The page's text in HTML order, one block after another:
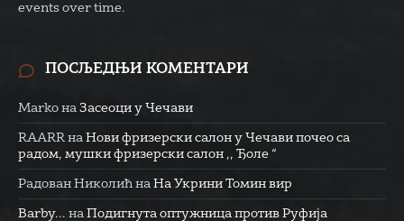
events over time.
ПОСЉЕДЊИ КОМЕНТАРИ
Marko на Засеоци у Чечави
RAARR на Нови фризерски салон у Чечави почео са
радом, мушки фризерски салон ,, Ђоле “
Радован Николић на На Укрини Томин вир
Barby... на Подигнута оптужница против Руфија